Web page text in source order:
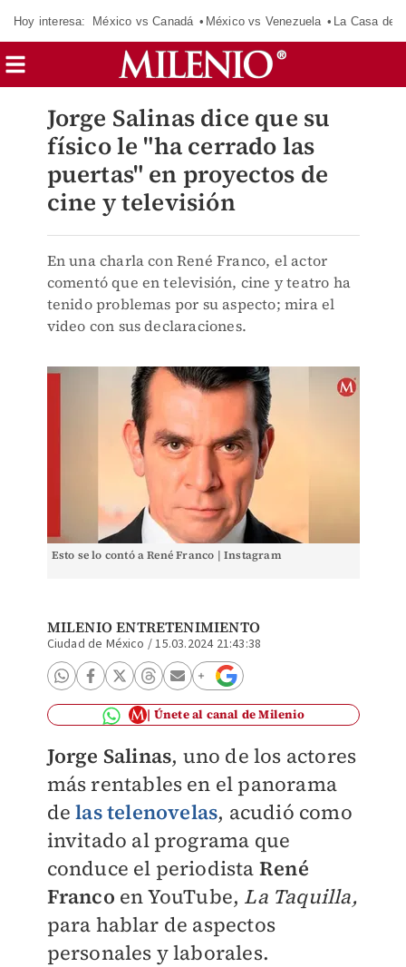
Hoy interesa: México vs Canadá México vs Venezuela La Casa de
Jorge Salinas dice que su
físico le "ha cerrado las
puertas" en proyectos de
cine y televisión
En una charla con René Franco, el actor
comentó que en televisión, cine y teatro ha
tenido problemas por su aspecto; mira el
video con sus declaraciones.
Esto se lo contó a René Franco | Instagram
MILENIO ENTRETENIMIENTO
Ciudad de México /15.03.2024 21:43:38
Únete al canal de Milenio
Jorge Salinas, uno de los actores
más rentables en el panorama
delas telenovelas, acudió como
invitado al programa que
conduce el periodista René
Franco en YouTube, La Taquilla,
para hablar de aspectos
personales y laborales.